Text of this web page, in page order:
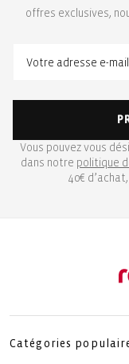
offres exclusives,
Vous pouvez vous
dans notre politique
40€
Catégories